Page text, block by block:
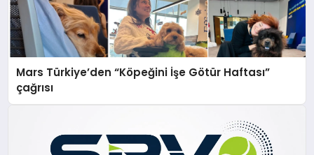
Mars Türkiye’den “Köpeğini İşe Götür Haftası”
çağrısı